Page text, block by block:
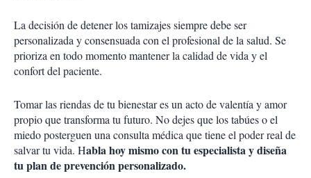
La decisión de detener los tamizajes siempre debe ser
personalizada y consensuada con el profesional de la salud. Se
prioriza en todo momento mantener la calidad de vida y el
confort del paciente.
Tomar las riendas de tu bienestar es un acto de valentía y amor
propio que transforma tu futuro. No dejes que los tabúes o el
miedo posterguen una consulta médica que tiene el poder real de
salvar tu vida. Habla hoy mismo con tu especialista y diseña
tu plan de prevención personalizado.